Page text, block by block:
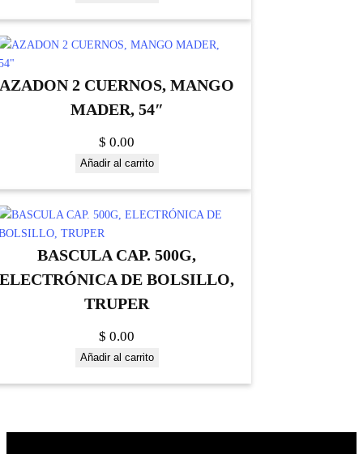
AZADON 2 CUERNOS, MANGO
MADER, 54″
$ 0.00
Añadir al carrito
BASCULA CAP. 500G,
ELECTRÓNICA DE BOLSILLO,
TRUPER
$ 0.00
Añadir al carrito